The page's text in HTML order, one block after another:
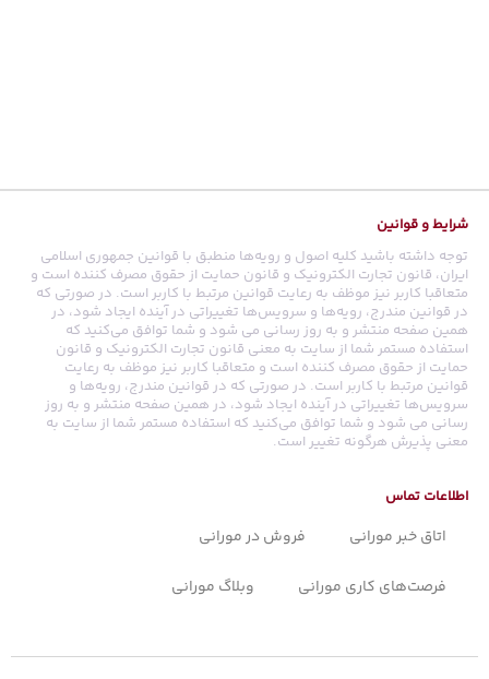
شرایط و قوانین
توجه داشته باشید کلیه اصول و رویه‏‌ها منطبق با قوانین جمهوری اسلامی
ایران، قانون تجارت الکترونیک و قانون حمایت از حقوق مصرف کننده است و
متعاقبا کاربر نیز موظف به رعایت قوانین مرتبط با کاربر است. در صورتی که
در قوانین مندرج، رویه‏‌ها و سرویس‏‌ها تغییراتی در آینده ایجاد شود، در
همین صفحه منتشر و به روز رسانی می شود و شما توافق می‏‌کنید که
استفاده مستمر شما از سایت به معنی قانون تجارت الکترونیک و قانون
حمایت از حقوق مصرف کننده است و متعاقبا کاربر نیز موظف به رعایت
قوانین مرتبط با کاربر است. در صورتی که در قوانین مندرج، رویه‏‌ها و
سرویس‏‌ها تغییراتی در آینده ایجاد شود، در همین صفحه منتشر و به روز
رسانی می شود و شما توافق می‏‌کنید که استفاده مستمر شما از سایت به
معنی پذیرش هرگونه تغییر است.
اطلاعات تماس
اتاق خبر مورانی فروش در مورانی
فرصت‌های کاری مورانی وبلاگ مورانی